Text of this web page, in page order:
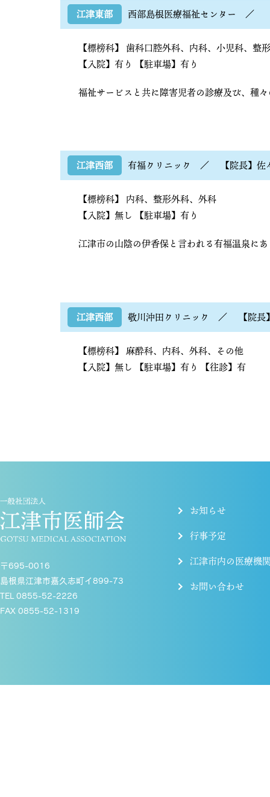
江津東部 西部島根医療福祉センター ／
【標榜科】 歯科口腔外科 内科 小児科
整
【入院】有り
【駐車場】有り
福祉サービスと共に障害児者の診療及び、種
江津西部 有福クリニック ／ 【院長】
【標榜科】 内科 整形外科
外科
【入院】無し
【駐車場】有り
江津市の山陰の伊香保と言われる有福温泉に
江津西部 敬川沖田クリニック ／ 【院
【標榜科】 麻酔科 内科 外科
その他
【入院】無し
【駐車場】有り 【往診】有
〒695-0016
島根県江津市嘉久志町イ899-73
TEL 0855-52-2226
FAX 0855-52-1319
お知らせ
行事予定
江津市内の医療機
お問い合わせ